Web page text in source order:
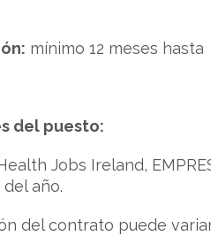
mínimo 12 meses hasta
del puesto:
Jobs Ireland,
año.
del contrato puede